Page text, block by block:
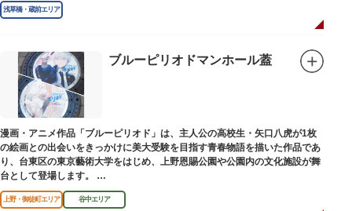
浅草橋・蔵前エリア
ブルーピリオドマンホール蓋
漫画・アニメ作品「ブルーピリオド」は、主人公の高校生・矢口八虎が1枚
の絵画との出会いをきっかけに美大受験を目指す青春物語を描いた作品であ
り、台東区の東京藝術大学をはじめ、上野恩賜公園や公園内の文化施設が舞
台として登場します。
区にゆかりのある本作品を通して、新たな観光スポット創出による誘客促進
と区内観光客の回遊性向上を図るため、こちらのマンホール蓋を設置しまし
上野・御徒町エリア 谷中エリア